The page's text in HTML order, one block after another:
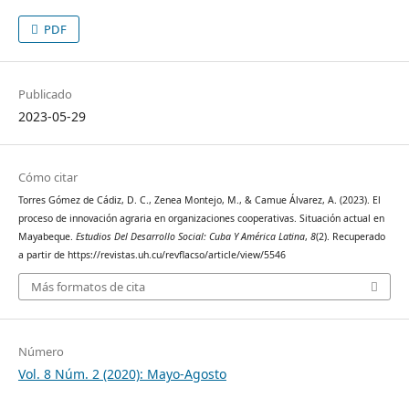
PDF
Publicado
2023-05-29
Cómo citar
Torres Gómez de Cádiz, D. C., Zenea Montejo, M., & Camue Álvarez, A. (2023). El
proceso de innovación agraria en organizaciones cooperativas. Situación actual en
Mayabeque. Estudios Del Desarrollo Social: Cuba Y América Latina, 8(2). Recuperado
a partir de https://revistas.uh.cu/revflacso/article/view/5546
Más formatos de cita
Número
Vol. 8 Núm. 2 (2020): Mayo-Agosto